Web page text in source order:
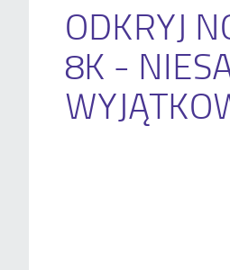
ODKRYJ
8K -